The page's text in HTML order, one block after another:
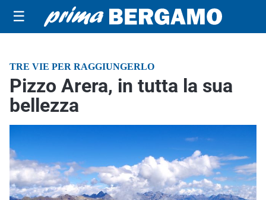
☰
TRE VIE PER RAGGIUNGERLO
Pizzo Arera, in tutta la sua
bellezza